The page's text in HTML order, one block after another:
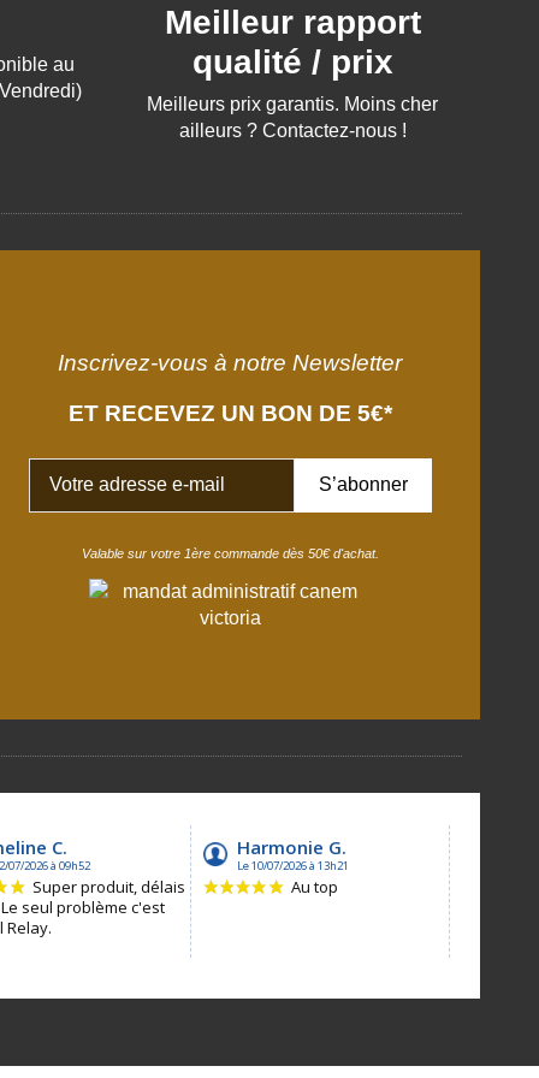
au
Meilleur rapport
qualité / prix
Meilleurs prix garantis. Moins cher
ailleurs ? Contactez-nous !
Inscrivez-vous à notre Newsletter
ET RECEVEZ UN BON DE 5€*
Valable sur votre 1ère commande dès 50€ d'achat.